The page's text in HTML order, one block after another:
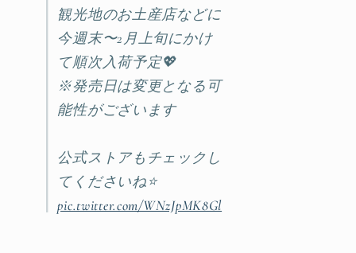
観光地のお土産店などに
今週末〜2月上旬にかけ
て順次入荷予定💖
※発売日は変更となる可
能性がございます
公式ストアもチェックし
てくださいね⭐️
pic.twitter.com/WNzJpMK8Gl